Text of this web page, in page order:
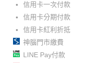
信用卡一次付款
信用卡分期付款
信用卡紅利折抵
神腦門市繳費
LINE Pay付款